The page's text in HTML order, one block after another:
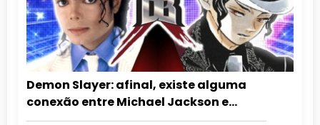
Demon Slayer: afinal, existe alguma
conexão entre Michael Jackson e
Muzan?